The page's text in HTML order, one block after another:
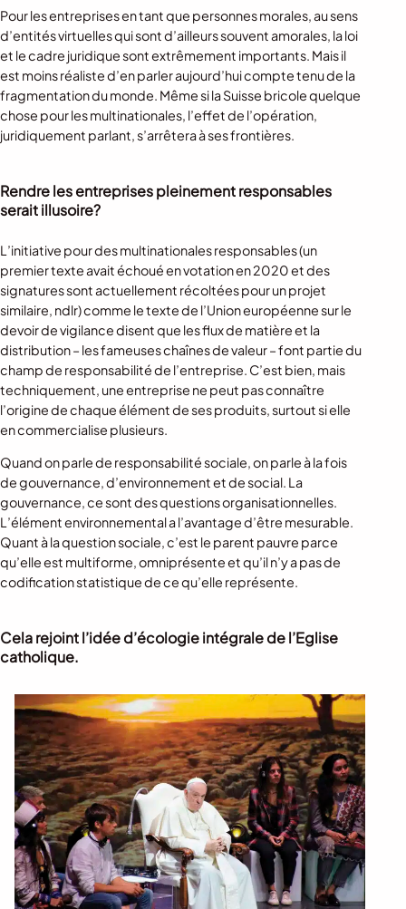
Pour les entreprises en tant que personnes morales, au sens
d’entités virtuelles qui sont d’ailleurs souvent amorales, la loi
et le cadre juridique sont extrêmement importants. Mais il
est moins réaliste d’en parler aujourd’hui compte tenu de la
fragmentation du monde. Même si la Suisse bricole quelque
chose pour les multinationales, l’effet de l’opération,
juridiquement parlant, s’arrêtera à ses frontières.
Rendre les entreprises pleinement responsables
serait illusoire?
L’initiative pour des multinationales responsables (un
premier texte avait échoué en votation en 2020 et des
signatures sont actuellement récoltées pour un projet
similaire, ndlr) comme le texte de l’Union européenne sur le
devoir de vigilance disent que les flux de matière et la
distribution – les fameuses chaînes de valeur – font partie du
champ de responsabilité de l’entreprise. C’est bien, mais
techniquement, une entreprise ne peut pas connaître
l’origine de chaque élément de ses produits, surtout si elle
en commercialise plusieurs.
Quand on parle de responsabilité sociale, on parle à la fois
de gouvernance, d’environnement et de social. La
gouvernance, ce sont des questions organisationnelles.
L’élément environnemental a l’avantage d’être mesurable.
Quant à la question sociale, c’est le parent pauvre parce
qu’elle est multiforme, omniprésente et qu’il n’y a pas de
codification statistique de ce qu’elle représente.
Cela rejoint l’idée d’écologie intégrale de l’Eglise
catholique.